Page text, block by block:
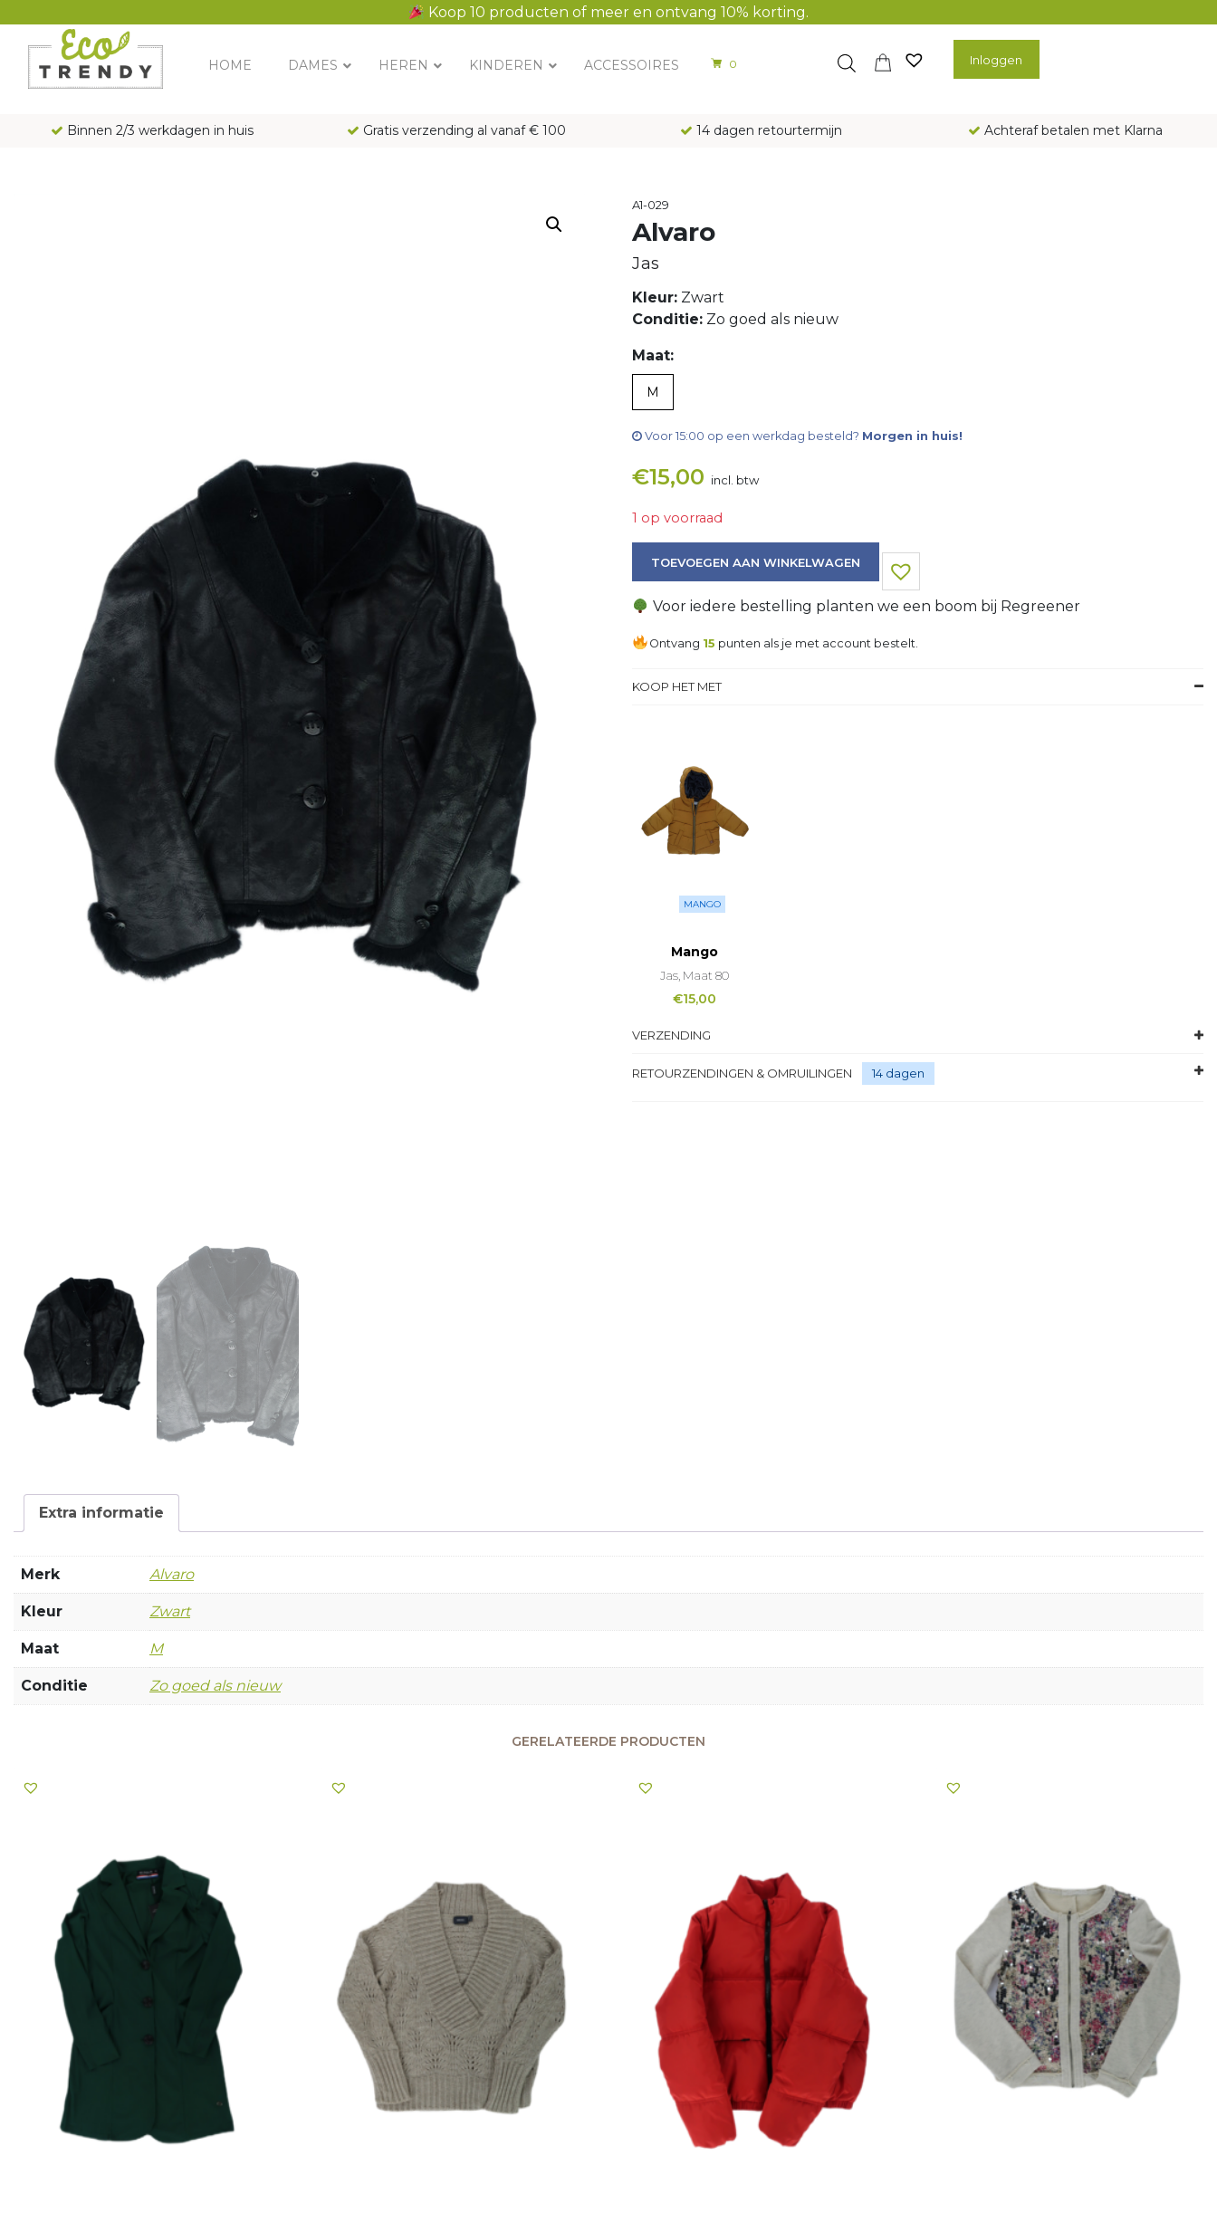
Koop 10 producten of meer en ontvang 10% korting.
Main Navigation
HOME DAMES HEREN KINDEREN ACCESSOIRES 0 Inloggen
Binnen 2/3 werkdagen in huis Gratis verzending al vanaf € 100 14 dagen retourtermijn Achteraf betalen met Klarna
A1-029
Alvaro
Jas
Kleur: Zwart
Conditie: Zo goed als nieuw
Maat:
M
Voor 15:00 op een werkdag besteld? Morgen in huis!
€15,00 incl. btw
1 op voorraad
TOEVOEGEN AAN WINKELWAGEN
Voor iedere bestelling planten we een boom bij Regreener
Ontvang 15 punten als je met account bestelt.
KOOP HET MET
MANGO
Mango
Jas, Maat 80
€15,00
VERZENDING
RETOURZENDINGEN & OMRUILINGEN 14 dagen
Extra informatie
Merk Alvaro
Kleur Zwart
Maat M
Conditie Zo goed als nieuw
GERELATEERDE PRODUCTEN